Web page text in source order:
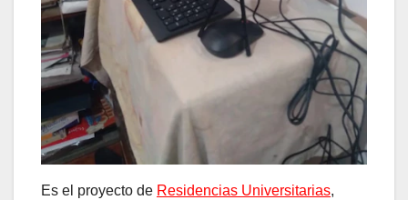
Es el proyecto de Residencias Universitarias,